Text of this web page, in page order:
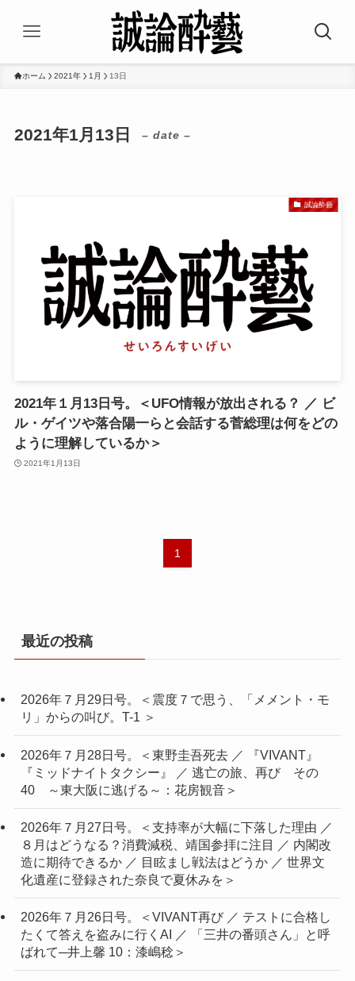
ホーム 2021年 1月 13日
2021年1月13日 – date –
誠論酔藝
2021年１月13日号。＜UFO情報が放出される？ ／ ビ
ル・ゲイツや落合陽一らと会話する菅総理は何をどの
ように理解しているか＞
2021年1月13日
1
最近の投稿
2026年７月29日号。＜震度７で思う、「メメント・モ
リ」からの叫び。T-1 ＞
2026年７月28日号。＜東野圭吾死去 ／ 『VIVANT』
『ミッドナイトタクシー』 ／ 逃亡の旅、再び その
40 ～東大阪に逃げる～：花房観音＞
2026年７月27日号。＜支持率が大幅に下落した理由 ／
８月はどうなる？消費減税、靖国参拝に注目 ／ 内閣改
造に期待できるか ／ 目眩まし戦法はどうか ／ 世界文
化遺産に登録された奈良で夏休みを＞
2026年７月26日号。＜VIVANT再び ／ テストに合格し
たくて答えを盗みに行くAI ／ 「三井の番頭さん」と呼
ばれて─井上馨 10：漆嶋稔＞